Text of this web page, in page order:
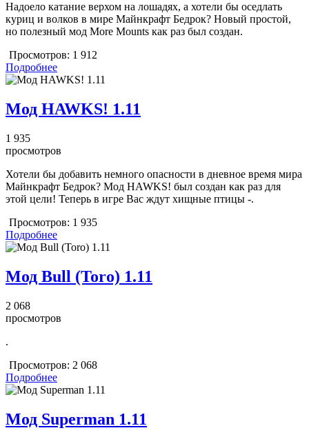
Надоело катание верхом на лошадях, а хотели бы оседлать
куриц и волков в мире Майнкрафт Бедрок? Новый простой,
но полезный мод More Mounts как раз был создан.
Просмотров: 1 912
Подробнее
Мод HAWKS! 1.11
1 935
просмотров
Хотели бы добавить немного опасности в дневное время мира
Майнкрафт Бедрок? Мод HAWKS! был создан как раз для
этой цели! Теперь в игре Вас ждут хищные птицы -.
Просмотров: 1 935
Подробнее
Мод Bull (Toro) 1.11
2 068
просмотров
.
Просмотров: 2 068
Подробнее
Мод Superman 1.11